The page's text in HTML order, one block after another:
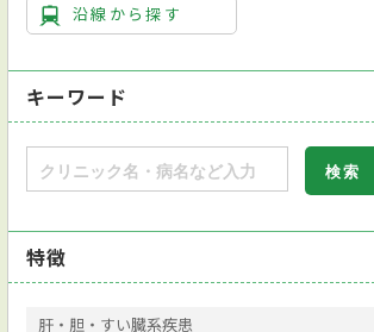
沿線から探す
キーワード
特徴
肝・胆・すい臓系疾患